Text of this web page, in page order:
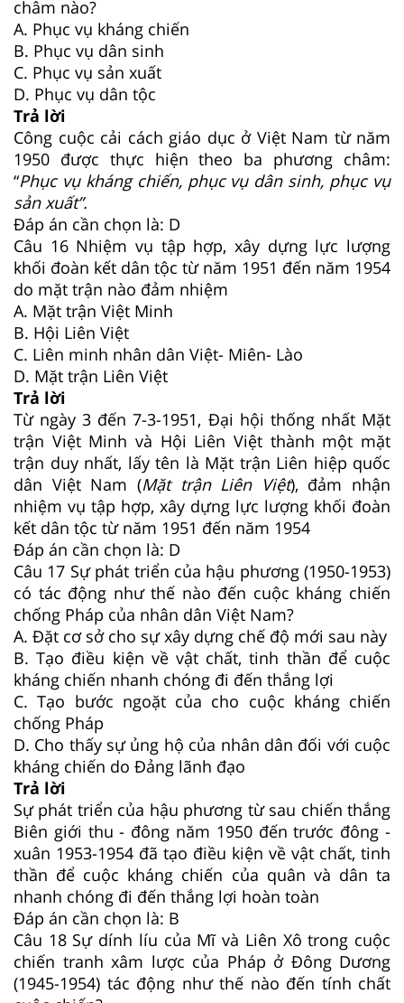
châm nào?
A. Phục vụ kháng chiến
B. Phục vụ dân sinh
C. Phục vụ sản xuất
D. Phục vụ dân tộc
Trả lời
Công cuộc cải cách giáo dục ở Việt Nam từ năm
1950 được thực hiện theo ba phương châm:
“Phục vụ kháng chiến, phục vụ dân sinh, phục vụ
sản xuất”.
Đáp án cần chọn là: D
Câu 16 Nhiệm vụ tập hợp, xây dựng lực lượng
khối đoàn kết dân tộc từ năm 1951 đến năm 1954
do mặt trận nào đảm nhiệm
A. Mặt trận Việt Minh
B. Hội Liên Việt
C. Liên minh nhân dân Việt- Miên- Lào
D. Mặt trận Liên Việt
Trả lời
Từ ngày 3 đến 7-3-1951, Đại hội thống nhất Mặt
trận Việt Minh và Hội Liên Việt thành một mặt
trận duy nhất, lấy tên là Mặt trận Liên hiệp quốc
dân Việt Nam (Mặt trận Liên Việt), đảm nhận
nhiệm vụ tập hợp, xây dựng lực lượng khối đoàn
kết dân tộc từ năm 1951 đến năm 1954
Đáp án cần chọn là: D
Câu 17 Sự phát triển của hậu phương (1950-1953)
có tác động như thế nào đến cuộc kháng chiến
chống Pháp của nhân dân Việt Nam?
A. Đặt cơ sở cho sự xây dựng chế độ mới sau này
B. Tạo điều kiện về vật chất, tinh thần để cuộc
kháng chiến nhanh chóng đi đến thắng lợi
C. Tạo bước ngoặt của cho cuộc kháng chiến
chống Pháp
D. Cho thấy sự ủng hộ của nhân dân đối với cuộc
kháng chiến do Đảng lãnh đạo
Trả lời
Sự phát triển của hậu phương từ sau chiến thắng
Biên giới thu - đông năm 1950 đến trước đông -
xuân 1953-1954 đã tạo điều kiện về vật chất, tinh
thần để cuộc kháng chiến của quân và dân ta
nhanh chóng đi đến thắng lợi hoàn toàn
Đáp án cần chọn là: B
Câu 18 Sự dính líu của Mĩ và Liên Xô trong cuộc
chiến tranh xâm lược của Pháp ở Đông Dương
(1945-1954) tác động như thế nào đến tính chất